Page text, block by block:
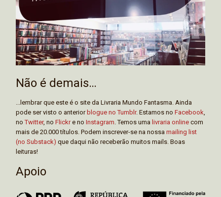
Não é demais…
...lembrar que este é o site da Livraria Mundo Fantasma. Ainda
pode ser visto o anteriorblogue no Tumblr. Estamos no Facebook
noTwitter, no Flickre no Instagram . Temos uma livraria online com
mais de 20.000 títulos. Podem inscrever-se na nossa mailing list
(no Substack) que daqui não receberão muitos mails. Boas
leituras!
Apoio